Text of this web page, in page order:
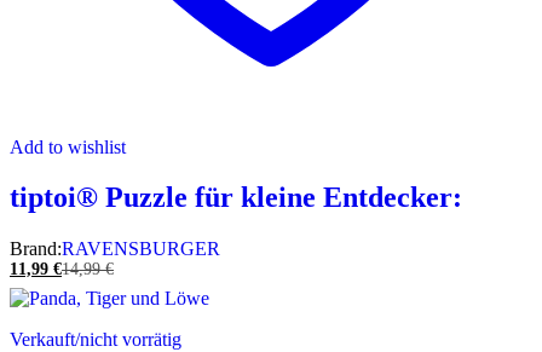
Add to wishlist
tiptoi® Puzzle für kleine Entdecker:
Brand:RAVENSBURGER
11,99 €14,99€
Verkauft/nicht vorrätig